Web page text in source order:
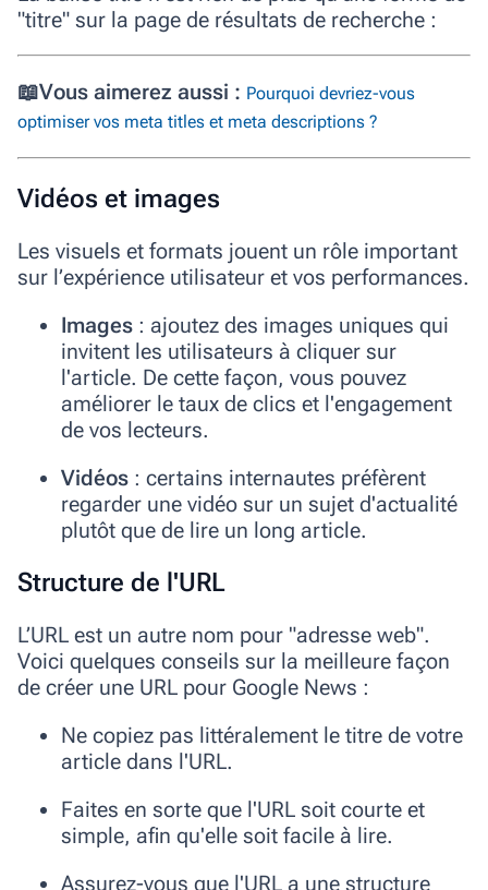
"titre" sur la page de résultats de recherche :
📖Vous aimerez aussi : Pourquoi devriez-vous
optimiser vos meta titles et meta descriptions ?
Vidéos et images
Les visuels et formats jouent un rôle important
sur l’expérience utilisateur et vos performances.
Images : ajoutez des images uniques qui
invitent les utilisateurs à cliquer sur
l'article. De cette façon, vous pouvez
améliorer le taux de clics et l'engagement
de vos lecteurs.
Vidéos : certains internautes préfèrent
regarder une vidéo sur un sujet d'actualité
plutôt que de lire un long article.
Structure de l'URL
L’URL est un autre nom pour "adresse web".
Voici quelques conseils sur la meilleure façon
de créer une URL pour Google News :
Ne copiez pas littéralement le titre de votre
article dans l'URL.
Faites en sorte que l'URL soit courte et
simple, afin qu'elle soit facile à lire.
Assurez-vous que l'URL a une structure